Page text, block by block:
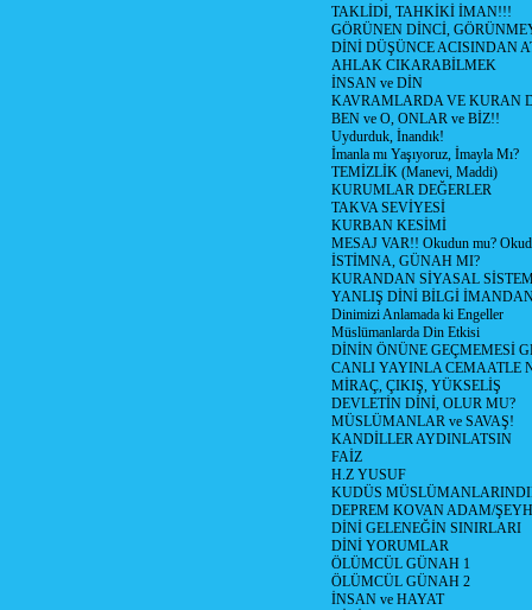
TAKLİDİ, TAHKİKİ İMAN!!!
GÖRÜNEN DİNCİ,
DİNİ DÜŞÜNCE ACISINDAN
AHLAK CIKARABİLMEK
İNSAN ve DİN
KAVRAMLARDA VE KURAN
BEN ve O, ONLAR ve BİZ!!
Uydurduk, İnandık!
İmanla mı Yaşıyoruz, İmayla Mı?
TEMİZLİK (Manevi, Maddi)
KURUMLAR DEĞERLER
TAKVA SEVİYESİ
KURBAN KESİMİ
MESAJ VAR!! Okudun mu?
İSTİMNA, GÜNAH MI?
KURANDAN SİYASAL
YANLIŞ DİNİ BİLGİ
Dinimizi Anlamada ki Engeller
Müslümanlarda Din Etkisi
DİNİN ÖNÜNE GEÇMEMESİ
CANLI YAYINLA CEMAATLE
MİRAÇ, ÇIKIŞ, YÜKSELİŞ
DEVLETİN DİNİ, OLUR MU?
MÜSLÜMANLAR ve SAVAŞ!
KANDİLLER AYDINLATSIN
FAİZ
H.Z YUSUF
KUDÜS
DEPREM KOVAN ADAM/ŞEYH
DİNİ GELENEĞİN SINIRLARI
DİNİ YORUMLAR
ÖLÜMCÜL GÜNAH 1
ÖLÜMCÜL GÜNAH 2
İNSAN ve HAYAT